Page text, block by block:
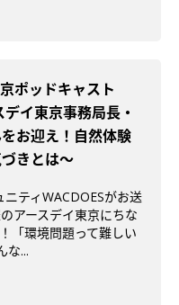
ポッドキャスト
イ東京事務局長・
お迎え！自然体験
きとは〜
ティWACDOESがお送
アースデイ東京にちな
「環境問題って難しい
な...